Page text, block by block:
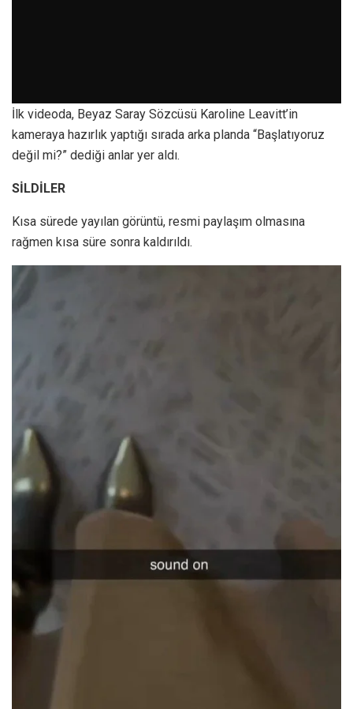
İlk videoda, Beyaz Saray Sözcüsü Karoline Leavitt’in
kameraya hazırlık yaptığı sırada arka planda “Başlatıyoruz
değil mi?” dediği anlar yer aldı.
SİLDİLER
Kısa sürede yayılan görüntü, resmi paylaşım olmasına
rağmen kısa süre sonra kaldırıldı.